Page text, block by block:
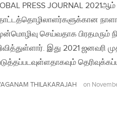
PRESS JOURNAL
செய்வதாக பிரதமரும்
இது 2021 ஜனவரி
THILAKARAJAH on